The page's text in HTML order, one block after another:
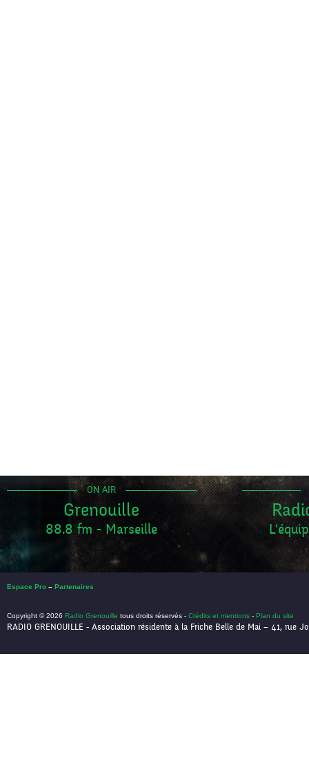
ON AIR
Grenouille
88.8 fm - Marseille
Espace Pro – Partenaires
Copyright © 2026 Radio Grenouille tous droits réservés - Crédits et mentions - Plan du site
RADIO GRENOUILLE - Association résidente à la Friche Belle de Mai – 41, rue